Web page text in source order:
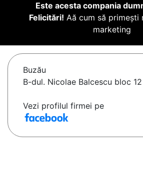
Este acesta compania
Felicitări! Aă cum să primești
marketing
Buzău
B-dul. Nicolae Balcescu bloc
Vezi profilul firmei pe